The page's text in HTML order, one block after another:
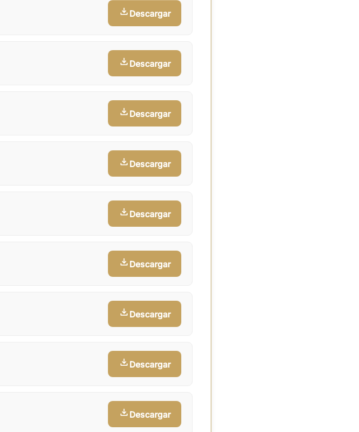
Descargar
Descargar
Descargar
Descargar
Descargar
Descargar
Descargar
Descargar
Descargar